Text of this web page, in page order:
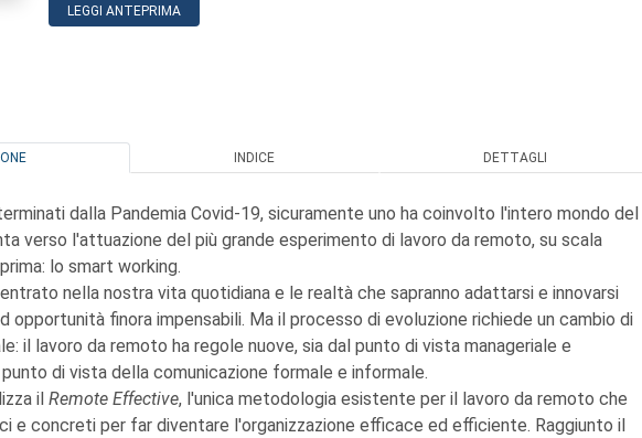
LEGGI ANTEPRIMA
INDICE DETTAGLI
dalla Pandemia Covid-19, sicuramente uno ha coinvolto l'intero mondo del
verso l'attuazione del più grande esperimento di lavoro da remoto, su scala
lo smart working.
nella nostra vita quotidiana e le realtà che sapranno adattarsi e innovarsi
opportunità finora impensabili. Ma il processo di evoluzione richiede un cambio di
il lavoro da remoto ha regole nuove, sia dal punto di vista manageriale e
di vista della comunicazione formale e informale.
il Remote Effective, l'unica metodologia esistente per il lavoro da remoto che
e concreti per far diventare l'organizzazione efficace ed efficiente. Raggiunto il